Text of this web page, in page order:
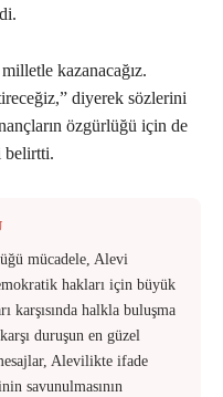
kazanacağız.
diyerek sözlerini
özgürlüğü için de
belirtti.
mücadele, Alevi
hakları için büyük
karşısında halkla buluşma
duruşun en güzel
Alevilikte ifade
savunulmasının